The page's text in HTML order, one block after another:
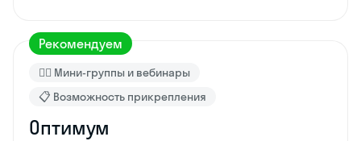
Рекомендуем
🙋‍♂️ Мини-группы и вебинары
📋 Возможность прикрепления
Оптимум